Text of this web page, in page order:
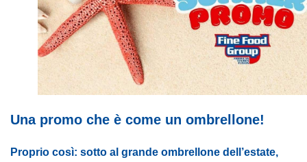
Una promo che è come un ombrellone!
Proprio così: sotto al grande ombrellone dell’estate,